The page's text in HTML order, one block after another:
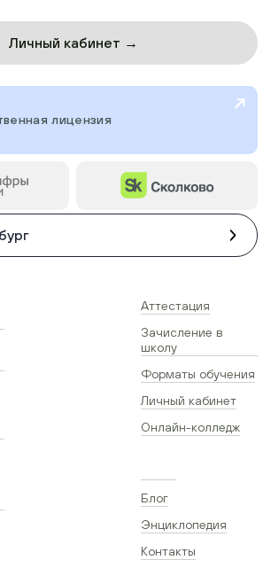
Личный кабинет →
лицензия
Аттестация
Зачисление в
школу
Форматы обучения
Личный кабинет
Онлайн-колледж
Блог
Энциклопедия
Контакты